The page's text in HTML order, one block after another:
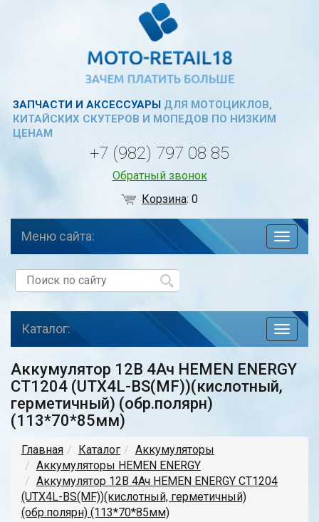
ЗАПЧАСТИ И АКСЕССУАРЫДЛЯ МОТОЦИКЛОВ,
КИТАЙСКИХ СКУТЕРОВ И МОПЕДОВ ПО НИЗКИМ
ЦЕНАМ
+7 (982) 797 08 85
Обратный звонок
Корзина:0
по
Меню сайта:
toggle
Каталог:
Аккумулятор 12В 4Ач HEMEN ENERGY
CT1204 (UTX4L-BS(MF))(кислотный,
герметичный) (обр.полярн)
(113*70*85мм)
Главная Каталог
Аккумуляторы
Аккумуляторы HEMEN ENERGY
Аккумулятор 12В 4Ач HEMEN ENERGY CT1204
(UTX4L-BS(MF))(кислотный, герметичный)
(обр.полярн) (113*70*85мм)